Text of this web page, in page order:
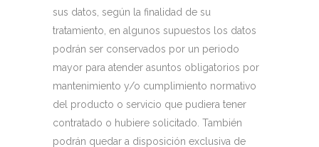
sus datos, según la finalidad de su
tratamiento, en algunos supuestos los datos
podrán ser conservados por un periodo
mayor para atender asuntos obligatorios por
mantenimiento y/o cumplimiento normativo
del producto o servicio que pudiera tener
contratado o hubiere solicitado. También
podrán quedar a disposición exclusiva de